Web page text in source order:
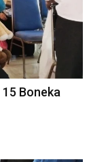
Boneka